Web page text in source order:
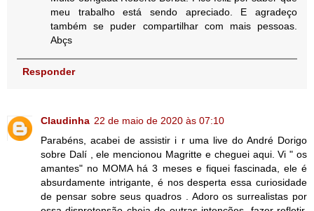
meu trabalho está sendo apreciado. E agradeço
também se puder compartilhar com mais pessoas.
Abçs
Responder
Claudinha 22 de maio de 2020 às 07:10
Parabéns, acabei de assistir i r uma live do André Dorigo
sobre Dalí , ele mencionou Magritte e cheguei aqui. Vi " os
amantes" no MOMA há 3 meses e fiquei fascinada, ele é
absurdamente intrigante, é nos desperta essa curiosidade
de pensar sobre seus quadros . Adoro os surrealistas por